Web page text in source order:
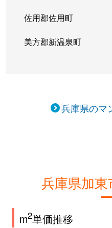
佐用郡佐用町
美方郡新温泉町
兵庫県のマ
兵庫県加
m2単価推移